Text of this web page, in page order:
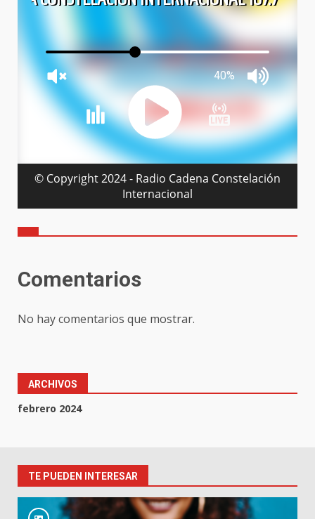
Comentarios
No hay comentarios que mostrar.
ARCHIVOS
febrero 2024
TE PUEDEN INTERESAR